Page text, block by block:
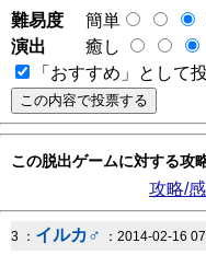
難易度
簡単
演出
癒し
「おすすめ」として
この脱出ゲームに対する攻
攻略/
3 ： イルカ♂ ：2014-02-16